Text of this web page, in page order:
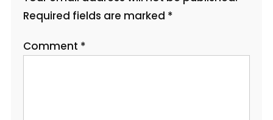
Required fields are marked *
Comment *